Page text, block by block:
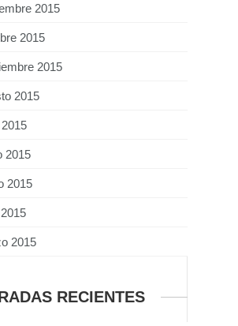
2015
2015
2015
2015
2015
2015
2015
RECIENTES